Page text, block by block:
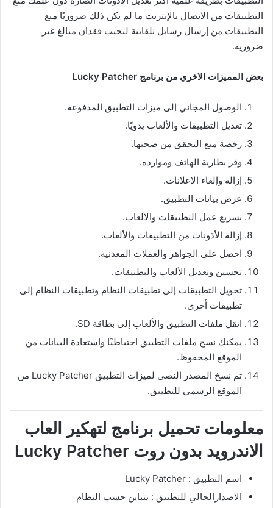
التطبيقات من الاتصال بالإنترنت ما لم يكن ذلك ضروريًا منع
التطبيقات من إرسال رسائل تلقائية لتجنب فقدان مبالغ غير
ضرورية.
بعض المميزات الاخري من برنامج Lucky Patcher
الوصول المجاني إلى ميزات التطبيق المدفوعة.
تعديل التطبيقات والألعاب يدويًا.
رخصة منع التحقق من صحتها.
وفر بطارية الهاتف وموارده.
إزالة وإلغاء الإعلانات.
عرض بيانات التطبيق.
تسريع عمل التطبيقات والألعاب.
إزالة الأذونات من التطبيقات والألعاب.
احصل على الجواهر والعملات المعدنية.
تحسين وتعديل الألعاب والتطبيقات.
تحويل التطبيقات إلى تطبيقات النظام وتطبيقات النظام إلى
تطبيقات أخرى.
انقل ملفات التطبيق والألعاب إلى بطاقة SD.
يمكنك نسخ ملفات التطبيق احتياطيًا واستعادة البيانات من
الموقع المحفوظ.
تم نسخ المصدر النصي لميزات التطبيق Lucky Patcher من
الموقع الرسمي للتطبيق.
معلومات تحميل برنامج لتهكير العاب
الاندرويد بدون روت Lucky Patcher
اسم التطبيق : Lucky Patcher
الاصدارالحالي للتطبيق : يتباين حسب النظام